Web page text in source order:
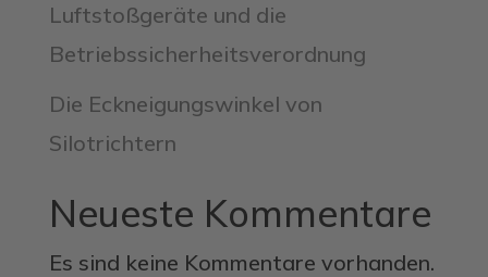
Luftstoßgeräte und die
Betriebssicherheitsverordnung
Die Eckneigungswinkel von
Silotrichtern
Neueste Kommentare
Es sind keine Kommentare vorhanden.